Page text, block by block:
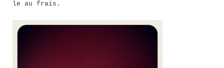
le au frais.